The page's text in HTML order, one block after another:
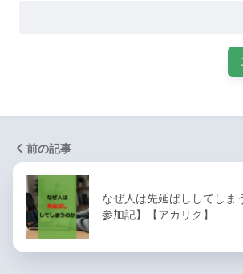
前の記事
なぜ人は先延ばししてしま
参加記】【アカリク】